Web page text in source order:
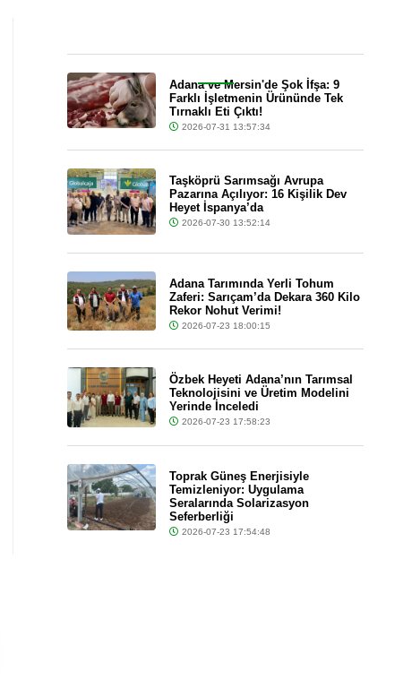
Adana ve Mersin'de Şok İfşa: 9
Farklı İşletmenin Ürününde Tek
Tırnaklı Eti Çıktı!
2026-07-31 13:57:34
Taşköprü Sarımsağı Avrupa
Pazarına Açılıyor: 16 Kişilik Dev
Heyet İspanya’da
2026-07-30 13:52:14
Adana Tarımında Yerli Tohum
Zaferi: Sarıçam’da Dekara 360 Kilo
Rekor Nohut Verimi!
2026-07-23 18:00:15
Özbek Heyeti Adana’nın Tarımsal
Teknolojisini ve Üretim Modelini
Yerinde İnceledi
2026-07-23 17:58:23
Toprak Güneş Enerjisiyle
Temizleniyor: Uygulama
Seralarında Solarizasyon
Seferberliği
2026-07-23 17:54:48